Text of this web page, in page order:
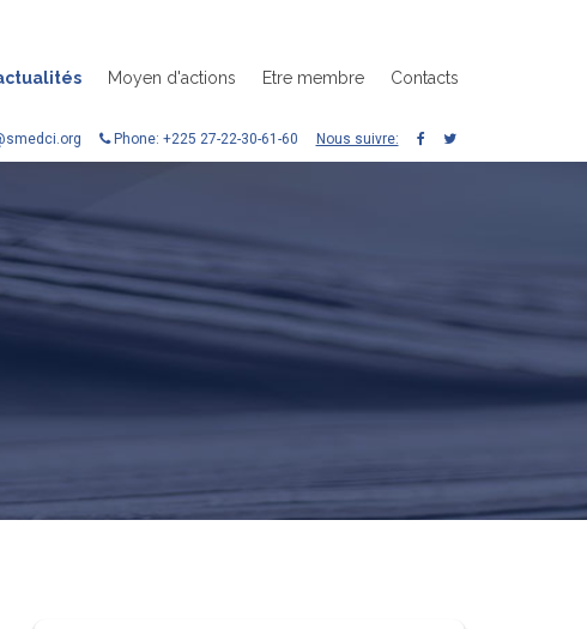
Moyen d'actions Etre membre Contacts
Phone: +225 27-22-30-61-60 Nous suivre: